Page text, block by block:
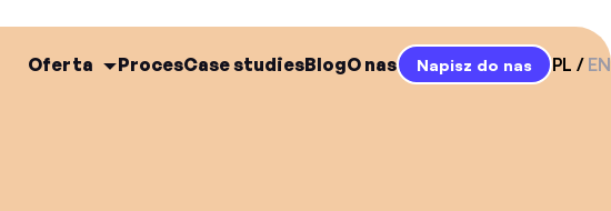
Oferta ProcesCase studiesBlogO nas Napisz do nas PL EN